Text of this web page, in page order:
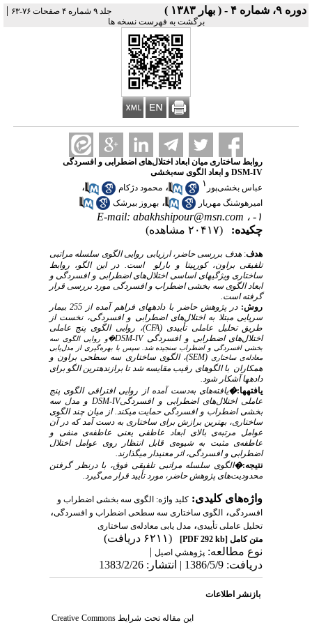
دوره ۹، شماره ۴ - ( بهار ۱۳۸۳ ) جلد ۹ شماره ۴ صفحات ۷۶-۶۳ |
برگشت به فهرست نسخه ها
روابط ساختاری میان ابعاد اختلال‌های اضطرابی و افسردگی
DSM-IV و ابعاد الگوی سه‌بخشی
عباس بخشی‌پور ۱ ، محمود دژکام ،
امیرهوشنگ مهریار ، بهروز بیرشک
۱- ،
E-mail: abakhshipour@msn.com
چکیده:
(۲۰۴۱۷ مشاهده)
هدف: هدف بررسی حاضر، ارزیابی روایی الگوی سلسله مراتبی
تلفیقی براون، کورپیتا و بارلو
است. در این الگو، روابط
ساختاری ویژگی‏های اساسی اختلال‌های اضطرابی و افسردگی و
ابعاد الگوی سه بخشی اضطراب و افسردگی مورد بررسی قرار
گرفته است.
روش:
در پژوهش حاضر با داده‏های فراهم آمده از 255 بیمار
سرپایی مبتلا به اختلال‌های اضطرابی و افسردگی، نخست از
طریق تحلیل عاملی تأییدی(CFA)، روایی الگوی پنج عاملی
اختلال‌های اضطرابی و افسردگیDSM-IV
�و روایی الگوی سه
بخشی افسردگی و اضطراب سنجیده شد. سپس با بهره‌گیری از مدل‌یابی
معادله‌ی ساختاری (SEM)، الگوی ساختاری سه سطحی براون و
همکاران با الگوهای رقیب مقایسه شد تا برازنده‏ترین الگو برای
داده‏ها آشکار شود.
یافته‏ها:�یافته‌های به‌دست آمده از روایی افتراقی الگوی پنج
عاملی اختلال‌های اضطرابی و افسردگیDSM-IVو مدل سه
بخشی اضطراب و افسردگی حمایت می‏کند. از میان چند الگوی
ساختاری، بهترین برازش برای ساختاری به دست آمد که در آن
عوامل مرتبه‌ی بالای ابعاد عاطفی یعنی عاطفه‌ی منفی و
عاطفه‌ی مثبت به شیوه‌ی قابل انتظار روی عوامل اختلال
اضطرابی و افسردگی، اثر معنی‏دار می‏گذارند.
نتیجه:�الگوی سلسله مراتبی تلفیقی فوق، با درنظر گرفتن
محدودیت‌های پژوهش حاضر، مورد تأیید قرار می‌گیرد.
واژه‌های کلیدی: کلید واژه: الگوی سه بخشی اضطراب و
افسردگی، الگوی ساختاری سه سطحی اضطراب و افسردگی،
تحلیل عاملی تأییدی، مدل یابی معادله‌ی ساختاری
متن کامل[PDF 292 kb]
(۶۲۱۱ دریافت)
نوع مطالعه: پژوهشي اصيل |
دریافت: 1386/5/9 | انتشار: 1383/2/26
بازنشر اطلاعات
این مقاله تحت شرایطCreative Commons